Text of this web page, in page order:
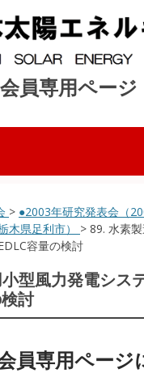
会員専用ページ
> ●2003年研究発表会（
木県足利市） > 89. 水素
容量の検討
型風力発電シス
討
員専用ページ